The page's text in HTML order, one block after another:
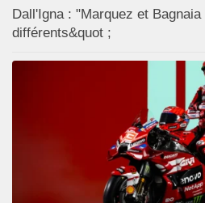
Dall'Igna : "Marquez et
différents&quot ;